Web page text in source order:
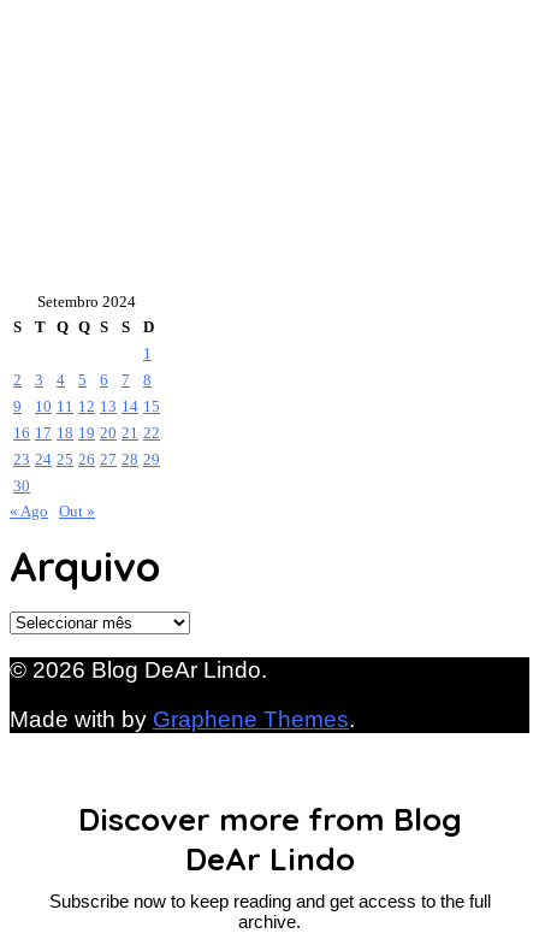
Setembro 2024
S
T Q Q S S
D
1
2
3 4 5 6 7
8
9
10 11 12 13 14 15
16 17 18 19 20 21 22
23 24 25 26 27 28 29
30
« Ago
Out »
Arquivo
Arquivo
© 2026 Blog DeAr Lindo.
Made with by Graphene Themes.
Discover more from Blog
DeAr Lindo
Subscribe now to keep reading and get access to the full
archive.